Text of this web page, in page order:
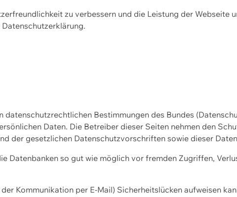
zu verbessern und die Leistung der Webseite
Datenschutzerklärung.
Bestimmungen des Bundes
Daten. Die Betreiber dieser Seiten nehmen den
der gesetzlichen Datenschutzvorschriften sowie dieser
Datenbanken so gut wie möglich vor fremden Zugriffen,
Kommunikation per E-Mail) Sicherheitslücken aufweisen